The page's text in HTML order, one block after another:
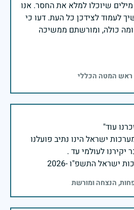
שיוכלו למלא את החסר. אנו
לעמוד לצידכן כל העת. דעו כי
כולה, ומורשתם ממשיכה
ראש המטה הכללי
ישראל הינו נתיב פועלנו
ישראל התשפ"ו -2026
הנצחה ומורשת